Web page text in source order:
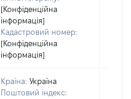
[Конфіденційна
інформація]
Кадастровий номер:
[Конфіденційна
інформація]
Країна: Україна
Поштовий індекс: